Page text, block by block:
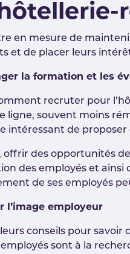
en mesure de
et de placer leurs
la formation et les
recruter pour
ligne, souvent moins
intéressant de proposer
offrir des opportunités
des employés et ainsi
de ses employés
l’image employeur
conseils pour
employés sont à la